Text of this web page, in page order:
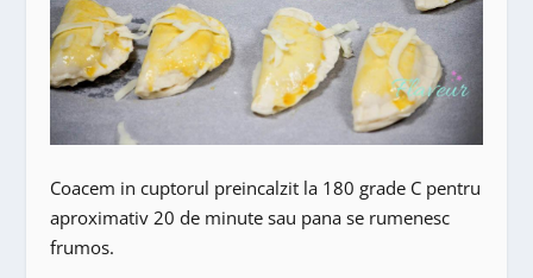
Coacem in cuptorul preincalzit la 180 grade C pentru
aproximativ 20 de minute sau pana se rumenesc
frumos.